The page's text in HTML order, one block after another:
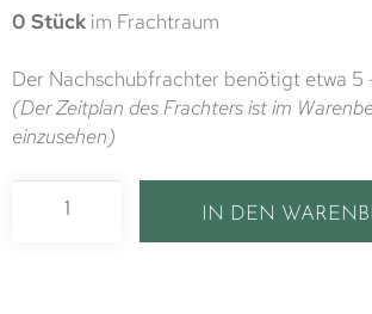
0 Stück im Frachtraum
Der Nachschubfrachter benötigt etwa 5
(Der Zeitplan des Frachters ist im
einzusehen)
IN DEN